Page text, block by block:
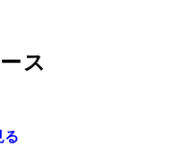
ス
る